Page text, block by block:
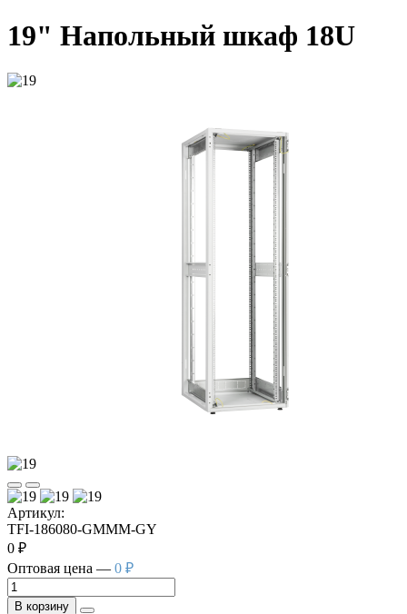
19" Напольный шкаф 18U
Артикул:
TFI-186080-GMMM-GY
0 ₽
Оптовая цена — 0 ₽
В корзину